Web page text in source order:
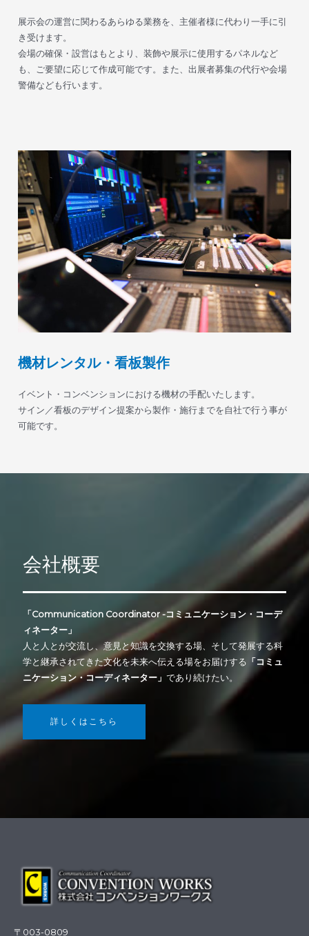
展示会の運営に関わるあらゆる業務を、主催者様に代わり一手に引
き受けます。
会場の確保・設営はもとより、装飾や展示に使用するパネルなど
も、ご要望に応じて作成可能です。また、出展者募集の代行や会場
警備なども行います。
機材レンタル・看板製作
イベント・コンベンションにおける機材の手配いたします。
サイン／看板のデザイン提案から製作・施行までを自社で行う事が
可能です。
会社概要
「Communication Coordinator -コミュニケーション・コーデ
ィネーター」
人と人とが交流し、意見と知識を交換する場、そして発展する科
学と継承されてきた文化を未来へ伝える場をお届けする 「コミュ
ニケーション・コーディネーター」 であり続けたい。
詳しくはこちら
〒003-0809